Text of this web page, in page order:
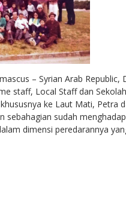
– Syrian Arab Republic,
staff, Local Staff dan
ke Laut Mati, Petra
sebahagian sudah
dimensi peredarannya